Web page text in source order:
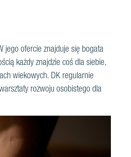
jego ofercie znajduje się bogata
każdy znajdzie coś dla siebie,
wiekowych. DK regularnie
rozwoju osobistego dla